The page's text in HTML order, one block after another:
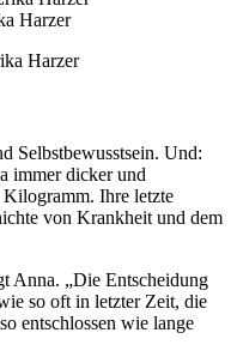
Harzer
Harzer
Selbstbewusstsein. Und:
immer dicker und
Ihre letzte
von Krankheit und dem
Anna. „Die Entscheidung
so oft in letzter Zeit, die
entschlossen wie lange